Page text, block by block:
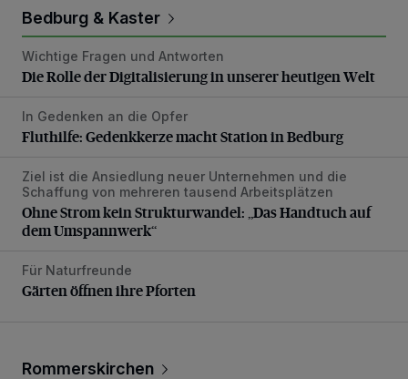
Bedburg & Kaster
Die Rolle der Digitalisierung in unserer heutigen Welt
Wichtige Fragen und Antworten
Die Rolle der Digitalisierung in unserer heutigen Welt
Fluthilfe: Gedenkkerze macht Station in Bedburg
In Gedenken an die Opfer
Fluthilfe: Gedenkkerze macht Station in Bedburg
Ohne Strom kein Strukturwandel: „Das Handtuch auf dem
Ziel ist die Ansiedlung neuer Unternehmen und die
Schaffung von mehreren tausend Arbeitsplätzen
Ohne Strom kein Strukturwandel: „Das Handtuch auf
dem Umspannwerk“
Gärten öffnen ihre Pforten
Für Naturfreunde
Gärten öffnen ihre Pforten
Rommerskirchen